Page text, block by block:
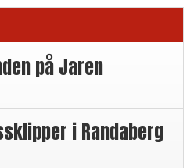
på Jaren
i Randaberg